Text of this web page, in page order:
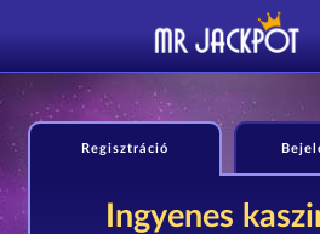
Regisztráció
Ingyenes